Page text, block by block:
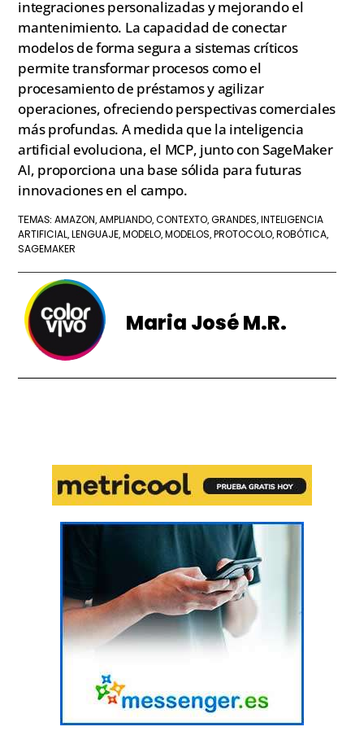
integraciones personalizadas y mejorando el
mantenimiento. La capacidad de conectar
modelos de forma segura a sistemas críticos
permite transformar procesos como el
procesamiento de préstamos y agilizar
operaciones, ofreciendo perspectivas comerciales
más profundas. A medida que la inteligencia
artificial evoluciona, el MCP, junto con SageMaker
AI, proporciona una base sólida para futuras
innovaciones en el campo.
TEMAS:AMAZON ,AMPLIANDO ,CONTEXTO ,GRANDES ,INTELIGENCIA
ARTIFICIAL ,LENGUAJE ,MODELO ,MODELOS ,PROTOCOLO ,ROBÓTICA
SAGEMAKER
Maria José M.R.